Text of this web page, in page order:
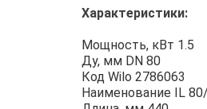
Характеристики:
Мощность, кВт 1.5
Ду, мм DN 80
Код Wilo 2786063
Наименование IL